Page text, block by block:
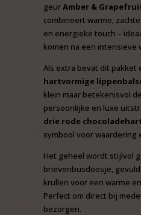
geurAmber &
combineert warme,
en energieke touch –
komen na een intensieve
Als extra bevat dit pakket
hartvormige
klein maar betekenisvol
persoonlijke en luxe
drie rode
symbool voor waardering
Het geheel wordt stijlvol
brievenbusdoosje,
krullen voor een warme
Perfect om direct bij
bezorgen.